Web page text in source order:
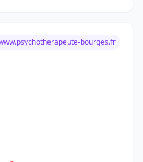
bourges.fr